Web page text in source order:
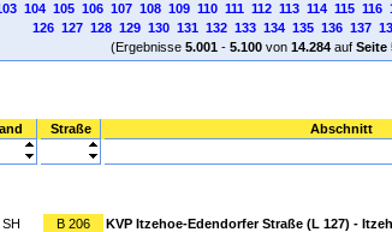
104 105 106 107 108 109 110 111 112 113 114 115 116
126 127 128 129 130 131 132 133 134 135 136 137
(Ergebnisse 5.001- 5.100von 14.284auf Seite
Straße Abschnitt
SH B 206
KVP Itzehoe-Edendorfer Straße (L 127) -